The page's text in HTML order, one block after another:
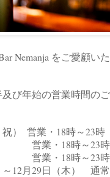
Nemanja をご愛顧い
及び年始の営業時間の
祝） 営業・ 18時～23時
） 営業・ 18時～23時
） 営業・ 18時～23時
12月 29日（木） 通常